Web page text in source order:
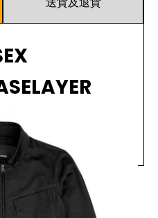
背心，提供更好的保護和